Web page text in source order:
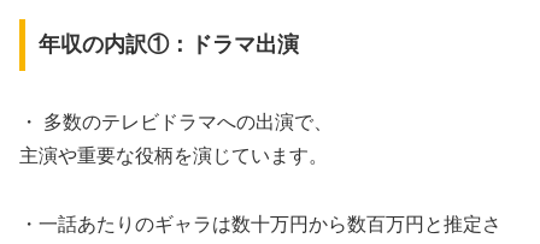
年収の内訳①：ドラマ出演
・ 多数のテレビドラマへの出演で、
主演や重要な役柄を演じています。
・一話あたりのギャラは数十万円から数百万円と推定さ